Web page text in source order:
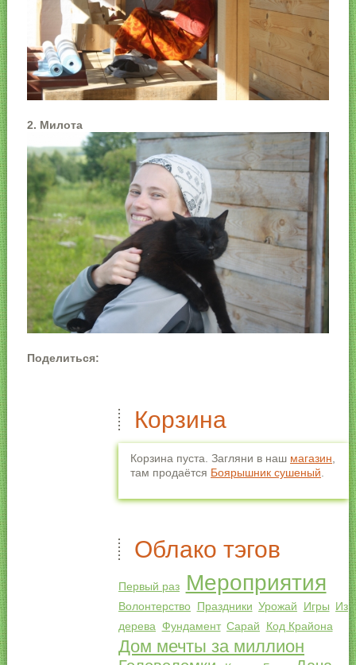
2. Милота
Поделиться:
Корзина
Корзина пуста. Загляни в наш магазин,
там продаётся Боярышник сушеный.
Облако тэгов
Первый раз Мероприятия
Волонтерство Праздники Урожай Игры Из
дерева Фундамент Сарай Код Крайона
Дом мечты за миллион